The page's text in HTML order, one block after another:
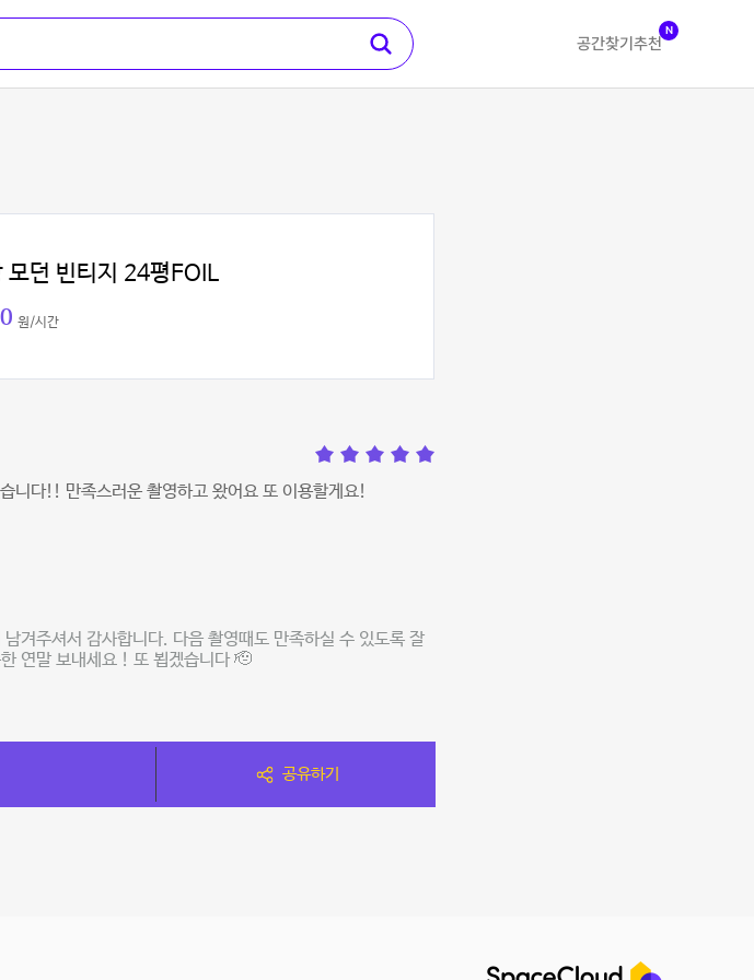
공간찾기 추천
N
모던 빈티지 24평FOIL
원/시간
니다!! 만족스러운 촬영하고 왔어요 또 이용할게요!
겨주셔서 감사합니다. 다음 촬영때도 만족하실 수 있도록 잘
연말 보내세요 ! 또 뵙겠습니다 🫡
공유하기